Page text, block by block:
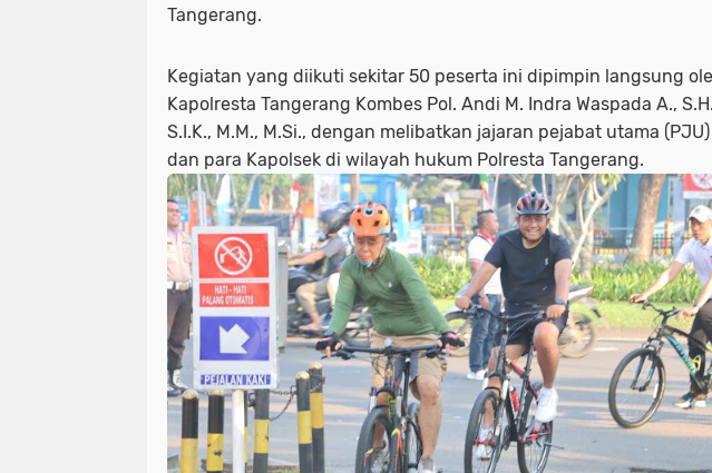
Tangerang.
Kegiatan yang diikuti sekitar 50 peserta ini dipimpin langsung
Kapolresta Tangerang Kombes Pol. Andi M. Indra Waspada A.,
S.I.K., M.M., M.Si., dengan melibatkan jajaran pejabat utama (PJU)
dan para Kapolsek di wilayah hukum Polresta Tangerang.